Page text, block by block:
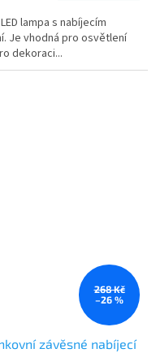
lampa s nabíjecím
Je vhodná pro osvětlení
dekoraci...
268 Kč
–26 %
závěsné nabíjecí